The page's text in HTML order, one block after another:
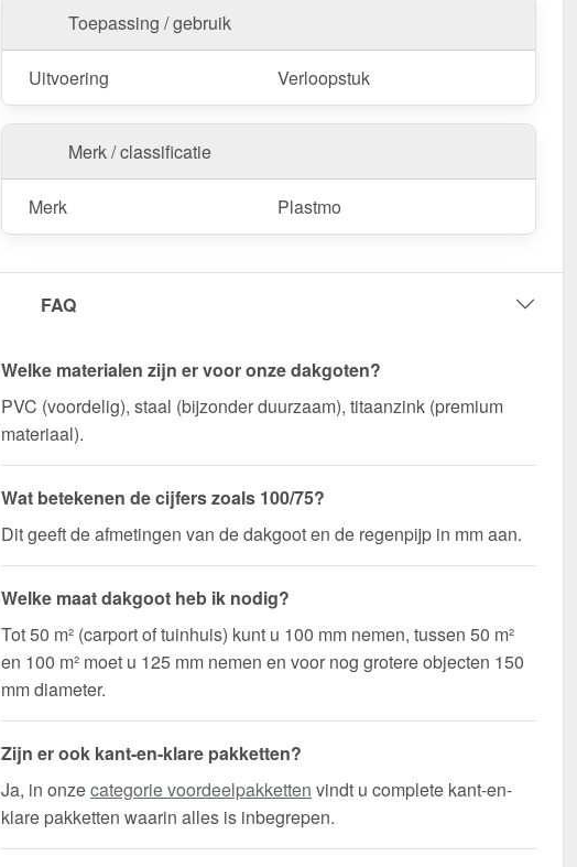
Toepassing / gebruik
Uitvoering Verloopstuk
Merk / classificatie
Merk Plastmo
FAQ
Welke materialen zijn er voor onze dakgoten?
PVC (voordelig), staal (bijzonder duurzaam), titaanzink (premium
materiaal).
Wat betekenen de cijfers zoals 100/75?
Dit geeft de afmetingen van de dakgoot en de regenpijp in mm aan.
Welke maat dakgoot heb ik nodig?
Tot 50 m² (carport of tuinhuis) kunt u 100 mm nemen, tussen 50 m²
en 100 m² moet u 125 mm nemen en voor nog grotere objecten 150
mm diameter.
Zijn er ook kant-en-klare pakketten?
Ja, in onzecategorie voordeelpakketten vindt u complete kant-en-
klare pakketten waarin alles is inbegrepen.